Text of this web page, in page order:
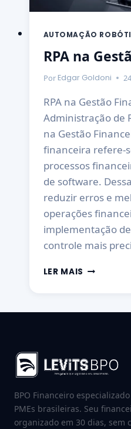
AUTOMAÇÃO
RPA na
Por Edgar Goldoni
RPA na Gestão
Administração de
na Gestão
financeira refere-
processos
de software.
reduzir erros e
operações
implementação
controle mais
LER MAIS
BPO Financeiro
PMEs brasileiras. Seu
organizado em 30 dias, sem